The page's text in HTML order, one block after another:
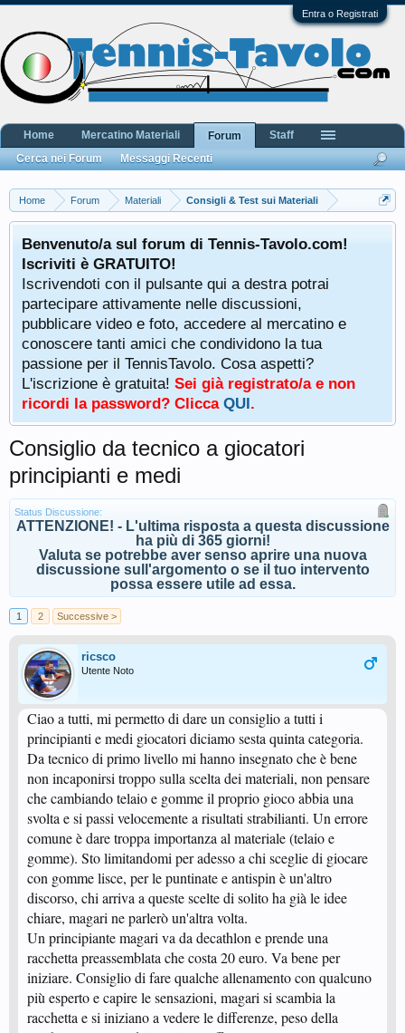
Entra o Registrati
Home Forum Materiali Consigli & Test sui Materiali
Benvenuto/a sul forum di Tennis-Tavolo.com!
Iscriviti è GRATUITO!
Iscrivendoti con il pulsante qui a destra potrai
partecipare attivamente nelle discussioni,
pubblicare video e foto, accedere al mercatino e
conoscere tanti amici che condividono la tua
passione per il TennisTavolo. Cosa aspetti?
L'iscrizione è gratuita! Sei già registrato/a e non
ricordi la password? Clicca QUI.
Consiglio da tecnico a giocatori
principianti e medi
Status Discussione:
ATTENZIONE! - L'ultima risposta a questa discussione
ha più di 365 giorni!
Valuta se potrebbe aver senso aprire una nuova
discussione sull'argomento o se il tuo intervento
possa essere utile ad essa.
1 2 Successive >
ricsco
Utente Noto
Ciao a tutti, mi permetto di dare un consiglio a tutti i
principianti e medi giocatori diciamo sesta quinta categoria.
Da tecnico di primo livello mi hanno insegnato che è bene
non incaponirsi troppo sulla scelta dei materiali, non pensare
che cambiando telaio e gomme il proprio gioco abbia una
svolta e si passi velocemente a risultati strabilianti. Un errore
comune è dare troppa importanza al materiale (telaio e
gomme). Sto limitandomi per adesso a chi sceglie di giocare
con gomme lisce, per le puntinate e antispin è un'altro
discorso, chi arriva a queste scelte di solito ha già le idee
chiare, magari ne parlerò un'altra volta.
Un principiante magari va da decathlon e prende una
racchetta preassemblata che costa 20 euro. Va bene per
iniziare. Consiglio di fare qualche allenamento con qualcuno
più esperto e capire le sensazioni, magari si scambia la
racchetta e si iniziano a vedere le differenze, peso della
Home Mercatino Materiali
Forum
Cerca nei Forum
Messaggi Recenti
Staff